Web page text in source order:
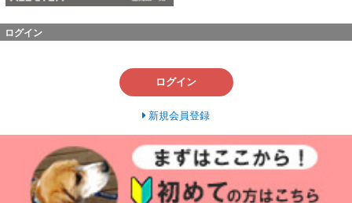
ログイン
ログイン
新規会員登録